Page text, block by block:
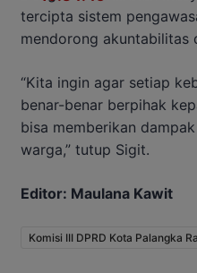
tercipta sistem
mendorong akuntabilitas
“Kita ingin agar setiap
benar-benar berpihak
bisa memberikan
warga,” tutup Sigit.
Editor: Maulana Kawit
Komisi III DPRD Kota Palangka